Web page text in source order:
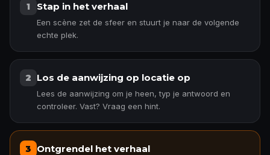
1 Stap in het verhaal
Een scène zet de sfeer en stuurt je naar de volgende
echte plek.
2 Los de aanwijzing op locatie op
Lees de aanwijzing om je heen, typ je antwoord en
controleer. Vast? Vraag een hint.
3 Ontgrendel het verhaal